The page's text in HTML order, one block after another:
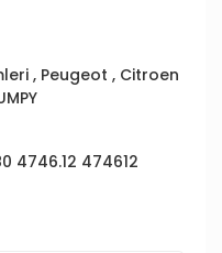
, Peugeot , Citroen
4746.12 474612